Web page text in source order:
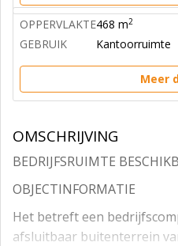
OPPERVLAKTE468 m2
GEBRUIK Kantoorruimte
Meer
OMSCHRIJVING
BEDRIJFSRUIMTE
OBJECTINFORMATIE
Het betreft een
afsluitbaar buitenterrein